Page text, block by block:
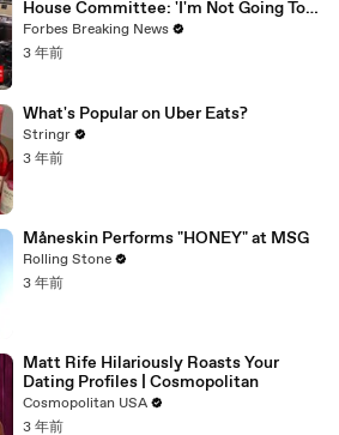
House Committee: 'I'm Not Going To
Vote For A Continuing Resolution'
Forbes Breaking News
3 年前
What's Popular on Uber Eats?
Stringr
3 年前
Måneskin Performs "HONEY" at MSG
Rolling Stone
3 年前
Matt Rife Hilariously Roasts Your
Dating Profiles | Cosmopolitan
Cosmopolitan USA
3 年前